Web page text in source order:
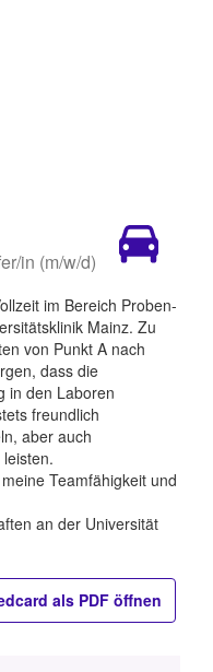
in (m/w/d)
im Bereich Proben-
Mainz. Zu
von Punkt A nach
dass die
in den Laboren
freundlich
aber auch
Teamfähigkeit und
an der Universität
als PDF öffnen